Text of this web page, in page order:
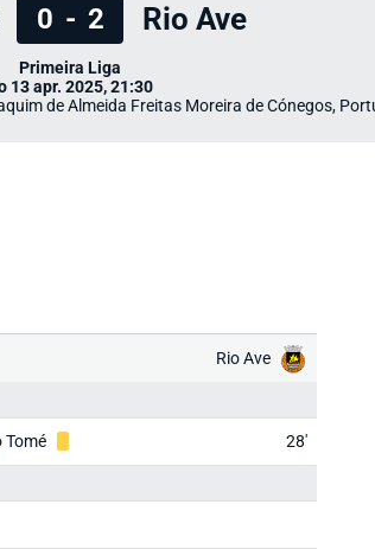
0 - 2 Rio Ave
Primeira Liga
13 apr. 2025, 21:30
de Almeida Freitas Moreira de Cónegos,
Rio Ave
Tomé 28'